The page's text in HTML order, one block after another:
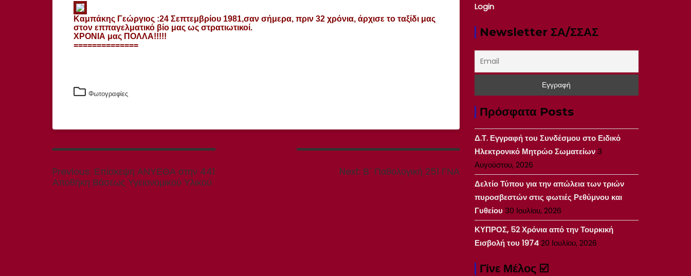
Καμπάκης Γεώργιος :24 Σεπτεμβρίου 1981,σαν σήμερα, πριν 32 χρόνια, άρχισε το ταξίδι μας
στον εππαγελματικό βίο μας ως στρατιωτικοί.
ΧΡΟΝΙΑ μας ΠΟΛΛΑ!!!!!
==============
Φωτογραφίες
Πλοήγηση
Previous: Previous
post:
Επίσκεψη ΑΝΥΕΘΑ στην 441
Αποθήκη Βάσεως Υγειονομικού Υλικού
Next: Next
Β´ Παθολογική 251 ΓΝΑ
Login
Newsletter ΣΑ/ΣΣΑΣ
Πρόσφατα Posts
Δ.Τ. Εγγραφή του Συνδέσμου στο Ειδικό
Ηλεκτρονικό Μητρώο Σωματείων3
Αυγούστου, 2026
Δελτίο Τύπου για την απώλεια των τριών
πυροσβεστών στις φωτιές Ρεθύμνου και
Γυθείου 30 Ιουλίου, 2026
ΚΥΠΡΟΣ, 52 Χρόνια από την Τουρκική
Εισβολή του 197420 Ιουλίου, 2026
Γίνε Μέλος ☑️